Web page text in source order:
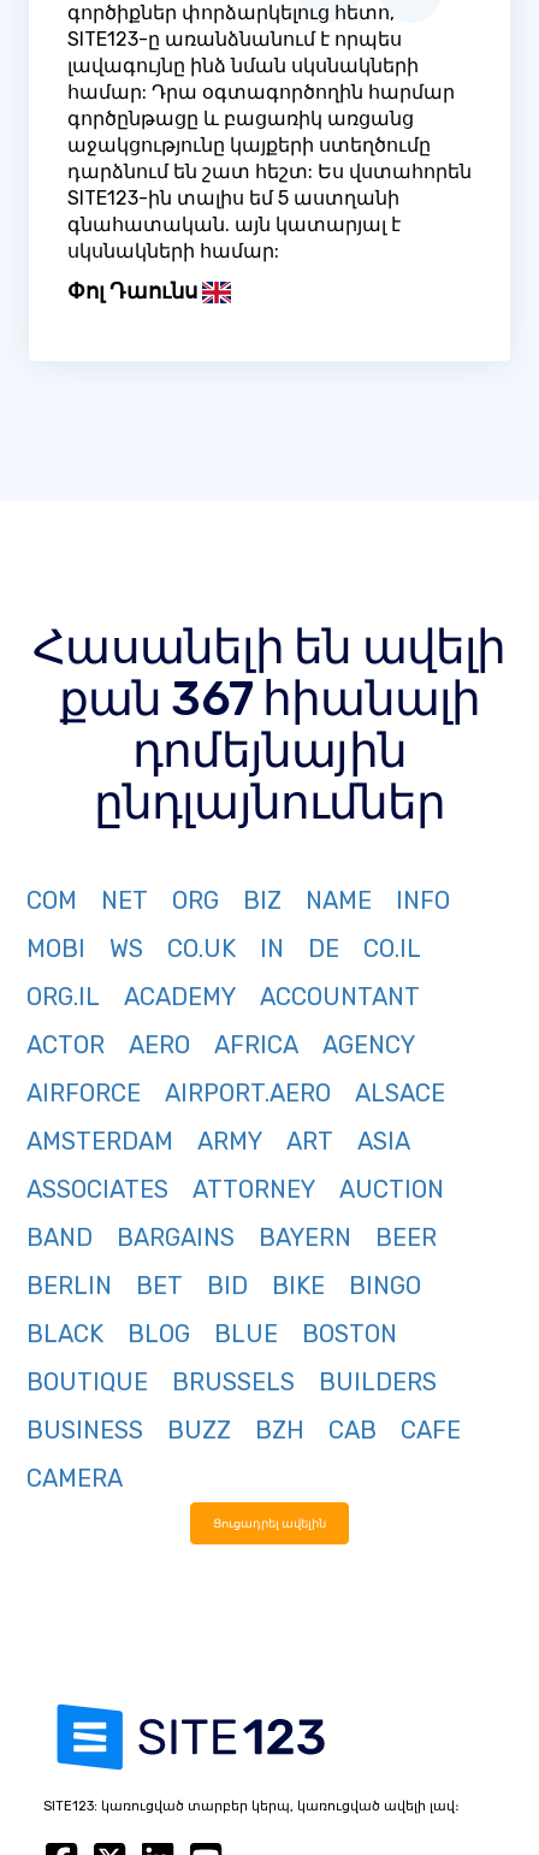
գործիքներ փորձարկելուց հետո,
SITE123-ը առանձնանում է որպես
լավագույնը ինձ նման սկսնակների
համար: Դրա օգտագործողին հարմար
գործընթացը և բացառիկ առցանց
աջակցությունը կայքերի ստեղծումը
դարձնում են շատ հեշտ: Ես վստահորեն
SITE123-ին տալիս եմ 5 աստղանի
գնահատական. այն կատարյալ է
սկսնակների համար:
Փոլ Դաունս
Հասանելի են ավելի
քան 367 հիանալի
դոմեյնային
ընդլայնումներ
COM NET ORG BIZ NAME
INFO
MOBI
WS CO.UK IN DE
CO.IL
ORG.IL
ACADEMY
ACCOUNTANT
ACTOR
AERO AFRICA
AGENCY
AIRFORCE
AIRPORT.AERO
ALSACE
AMSTERDAM
ARMY ART
ASIA
ASSOCIATES
ATTORNEY
AUCTION
BAND
BARGAINS BAYERN
BEER
BERLIN
BET BID BIKE
BINGO
BLACK
BLOG BLUE
BOSTON
BOUTIQUE
BRUSSELS
BUILDERS
BUSINESS
BUZZ BZH CAB
CAFE
CAMERA
Ցուցադրել ավելին
SITE123: կառուցված տարբեր կերպ, կառուցված ավելի լավ։